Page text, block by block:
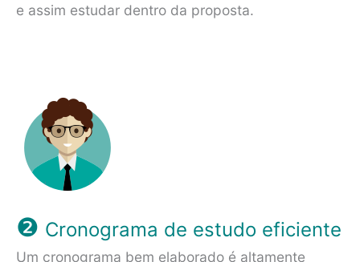
e assim estudar dentro da proposta.
❷ Cronograma de estudo eficiente
Um cronograma bem elaborado é altamente